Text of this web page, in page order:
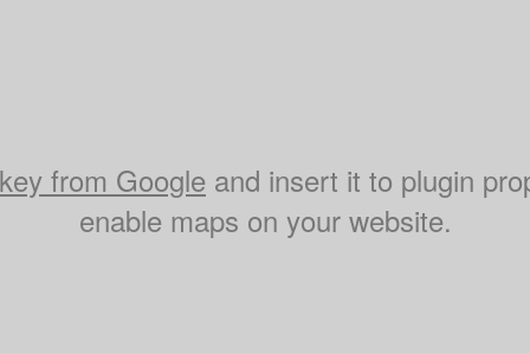
from Google and insert it to plugin
enable maps on your website.